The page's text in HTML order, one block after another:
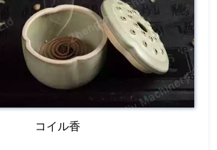
コイル香